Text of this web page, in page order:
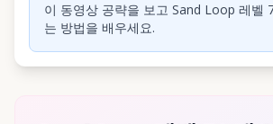
이 동영상 공략을 보고 Sand Loop 레벨
는 방법을 배우세요.